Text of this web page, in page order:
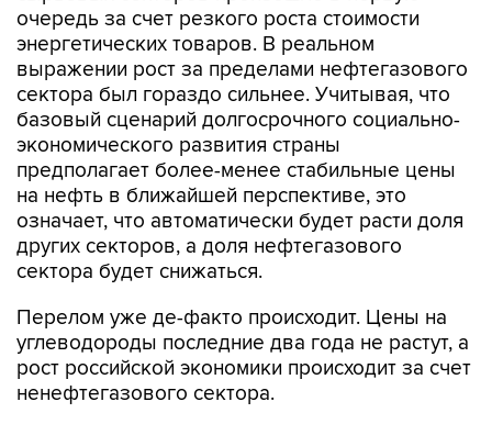
очередь за счет резкого роста стоимости
энергетических товаров. В реальном
выражении рост за пределами нефтегазового
сектора был гораздо сильнее. Учитывая, что
базовый сценарий долгосрочного социально-
экономического развития страны
предполагает более-менее стабильные цены
на нефть в ближайшей перспективе, это
означает, что автоматически будет расти доля
других секторов, а доля нефтегазового
сектора будет снижаться.
Перелом уже де-факто происходит. Цены на
углеводороды последние два года не растут, а
рост российской экономики происходит за счет
ненефтегазового сектора.